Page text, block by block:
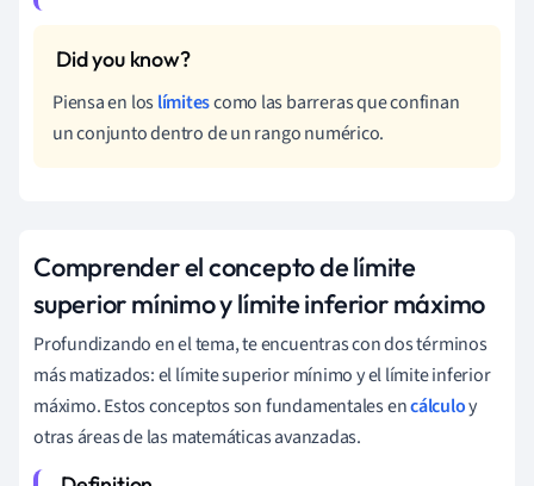
Piensa en loslímitescomo las barreras que confinan
un conjunto dentro de un rango numérico.
Comprender el concepto de límite
superior mínimo y límite inferior máximo
Profundizando en el tema, te encuentras con dos términos
más matizados: el límite superior mínimo y el límite inferior
máximo. Estos conceptos son fundamentales encálculoy
otras áreas de las matemáticas avanzadas.